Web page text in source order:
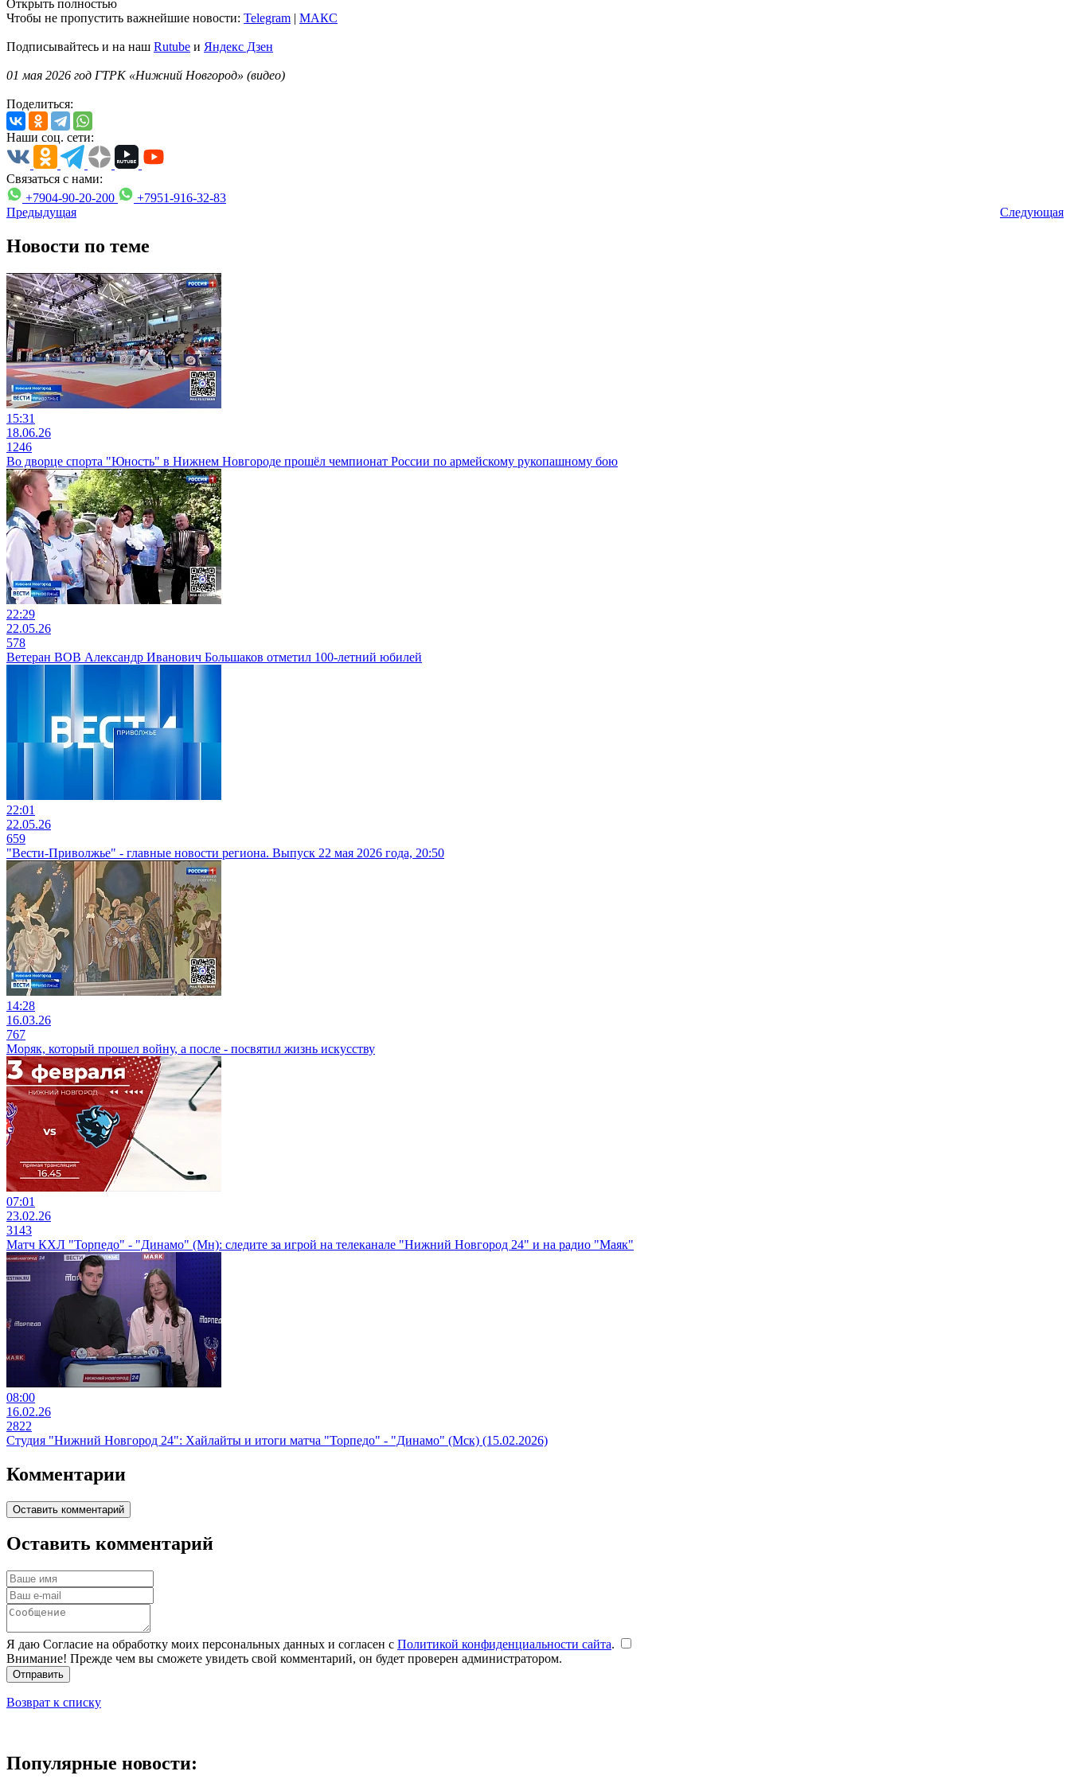
Открыть полностью
Чтобы не пропустить важнейшие новости: Telegram | MAКС
Подписывайтесь и на наш Rutube и Яндекс Дзен
01 мая 2026 год ГТРК «Нижний Новгород» (видео)
Поделиться:
Наши соц. сети:
Связаться с нами:
+7904-90-20-200
+7951-916-32-83
Предыдущая
Следующая
Новости по теме
15:31
18.06.26
1246
Во дворце спорта "Юность" в Нижнем Новгороде прошёл чемпионат России по армейскому рукопашному бою
22:29
22.05.26
578
Ветеран ВОВ Александр Иванович Большаков отметил 100-летний юбилей
22:01
22.05.26
659
"Вести-Приволжье" - главные новости региона. Выпуск 22 мая 2026 года, 20:50
14:28
16.03.26
767
Моряк, который прошел войну, а после - посвятил жизнь искусству
07:01
23.02.26
3143
Матч КХЛ "Торпедо" - "Динамо" (Мн): следите за игрой на телеканале "Нижний Новгород 24" и на радио "Маяк"
08:00
16.02.26
2822
Студия "Нижний Новгород 24": Хайлайты и итоги матча "Торпедо" - "Динамо" (Мск) (15.02.2026)
Комментарии
Оставить комментарий
Оставить комментарий
Я даю Согласие на обработку моих персональных данных и согласен с Политикой конфиденциальности сайта.
Внимание! Прежде чем вы сможете увидеть свой комментарий, он будет проверен администратором.
Отправить
Возврат к списку
Популярные новости: